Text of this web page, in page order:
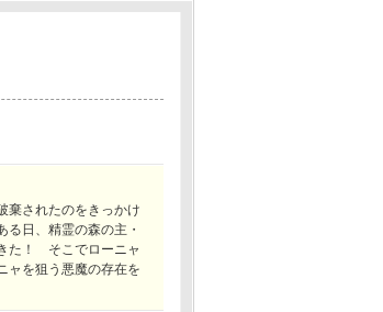
棄されたのをきっかけ
日、精霊の森の主・
た！ そこでローニャ
ャを狙う悪魔の存在を